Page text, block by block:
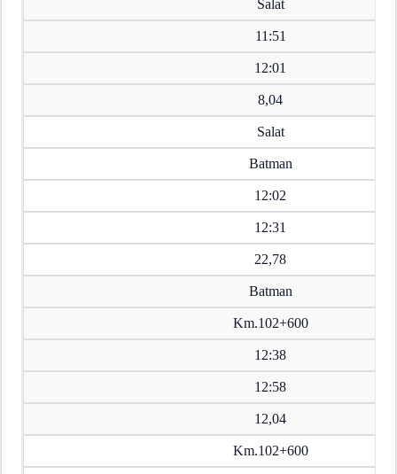
Salat
11:51
12:01
8,04
Salat
Batman
12:02
12:31
22,78
Batman
Km.102+600
12:38
12:58
12,04
Km.102+600